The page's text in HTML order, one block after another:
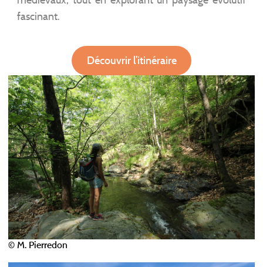
fascinant.
Découvrir l’itinéraire
© M. Pierredon